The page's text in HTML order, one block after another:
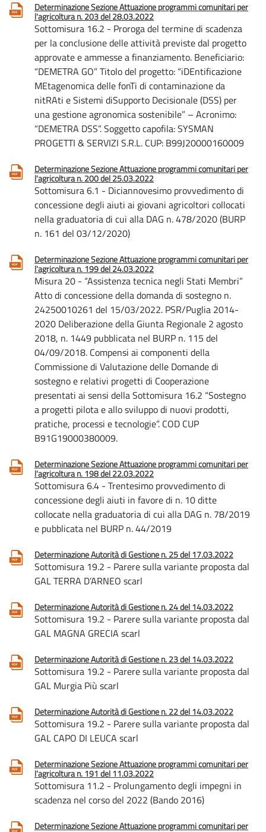
Determinazione Sezione Attuazione programmi comunitari per
l'agricoltura n. 203 del 28.03.2022
Sottomisura 16.2 - Proroga del termine di scadenza
per la conclusione delle attività previste dal progetto
approvate e ammesse a finanziamento. Beneficiario:
“DEMETRA GO” Titolo del progetto: “iDEntificazione
MEtagenomica delle fonTi di contaminazione da
nitRAti e Sistemi diSupporto Decisionale (DSS) per
una gestione agronomica sostenibile” – Acronimo:
“DEMETRA DSS”. Soggetto capofila: SYSMAN
PROGETTI & SERVIZI S.R.L. CUP: B99J20000160009
Determinazione Sezione Attuazione programmi comunitari per
l'agricoltura n. 200 del 25.03.2022
Sottomisura 6.1 - Diciannovesimo provvedimento di
concessione degli aiuti ai giovani agricoltori collocati
nella graduatoria di cui alla DAG n. 478/2020 (BURP
n. 161 del 03/12/2020)
Determinazione Sezione Attuazione programmi comunitari per
l'agricoltura n. 199 del 24.03.2022
Misura 20 - “Assistenza tecnica negli Stati Membri”
Atto di concessione della domanda di sostegno n.
24250010261 del 15/03/2022. PSR/Puglia 2014-
2020 Deliberazione della Giunta Regionale 2 agosto
2018, n. 1449 pubblicata nel BURP n. 115 del
04/09/2018. Compensi ai componenti della
Commissione di Valutazione delle Domande di
sostegno e relativi progetti di Cooperazione
presentati ai sensi della Sottomisura 16.2 “Sostegno
a progetti pilota e allo sviluppo di nuovi prodotti,
pratiche, processi e tecnologie”. COD CUP
B91G19000380009.
Determinazione Sezione Attuazione programmi comunitari per
l'agricoltura n. 198 del 22.03.2022
Sottomisura 6.4 - Trentesimo provvedimento di
concessione degli aiuti in favore di n. 10 ditte
collocate nella graduatoria di cui alla DAG n. 78/2019
e pubblicata nel BURP n. 44/2019
Determinazione Autorità di Gestione n. 25 del 17.03.2022
Sottomisura 19.2 - Parere sulla variante proposta dal
GAL TERRA D’ARNEO scarl
Determinazione Autorità di Gestione n. 24 del 14.03.2022
Sottomisura 19.2 - Parere sulla variante proposta dal
GAL MAGNA GRECIA scarl
Determinazione Autorità di Gestione n. 23 del 14.03.2022
Sottomisura 19.2 - Parere sulla variante proposta dal
GAL Murgia Più scarl
Determinazione Autorità di Gestione n. 22 del 14.03.2022
Sottomisura 19.2 - Parere sulla variante proposta dal
GAL CAPO DI LEUCA scarl
Determinazione Sezione Attuazione programmi comunitari per
l'agricoltura n. 191 del 11.03.2022
Sottomisura 11.2 - Prolungamento degli impegni in
scadenza nel corso del 2022 (Bando 2016)
Determinazione Sezione Attuazione programmi comunitari per